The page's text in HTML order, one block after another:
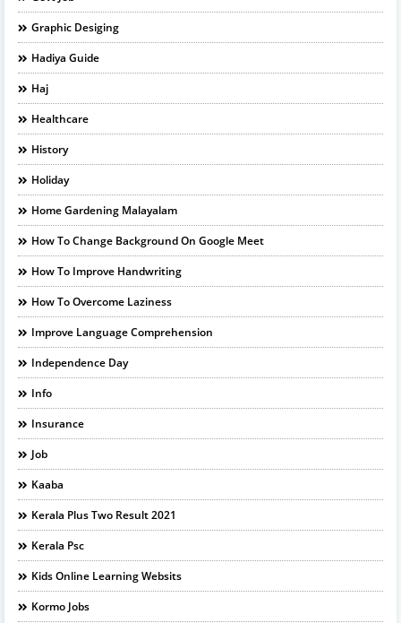
Graphic Desiging
Hadiya Guide
Haj
Healthcare
History
Holiday
Home Gardening Malayalam
How To Change Background On Google Meet
How To Improve Handwriting
How To Overcome Laziness
Improve Language Comprehension
Independence Day
Info
Insurance
Job
Kaaba
Kerala Plus Two Result 2021
Kerala Psc
Kids Online Learning Websits
Kormo Jobs